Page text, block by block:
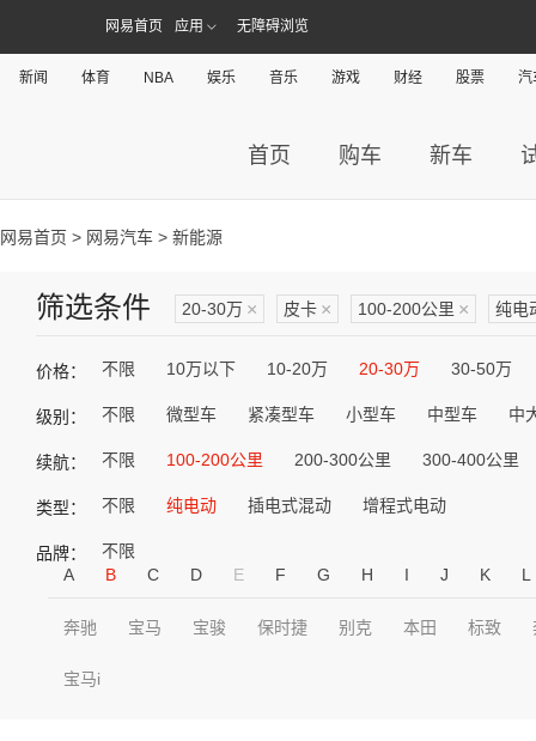
网易首页 应用 无障碍浏览
新闻 体育 NBA 娱乐 音乐 游戏 财经 股票 汽
首页 购车 新车
网易首页 > 网易汽车 > 新能源
筛选条件 20-30万 × 皮卡 × 100-200公里 × 纯电
价格： 不限 10万以下 10-20万 20-30万 30-50万
级别： 不限 微型车 紧凑型车 小型车 中型车 中
续航： 不限 100-200公里 200-300公里 300-400公里
类型： 不限 纯电动 插电式混动 增程式电动
品牌：
不限
A
B C D E F G H I J K L
奔驰 宝马 宝骏 保时捷 别克 本田 标致
宝马i